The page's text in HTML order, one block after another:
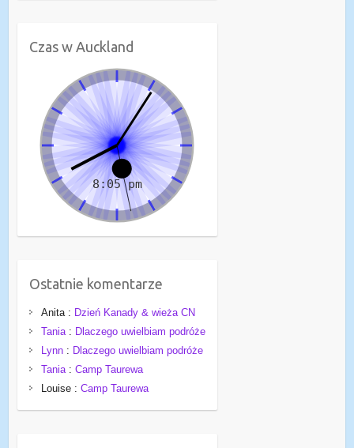
Czas w Auckland
Ostatnie komentarze
Anita: Dzień Kanady & wieża CN
Tania: Dlaczego uwielbiam podróże
Lynn: Dlaczego uwielbiam podróże
Tania: Camp Taurewa
Louise: Camp Taurewa